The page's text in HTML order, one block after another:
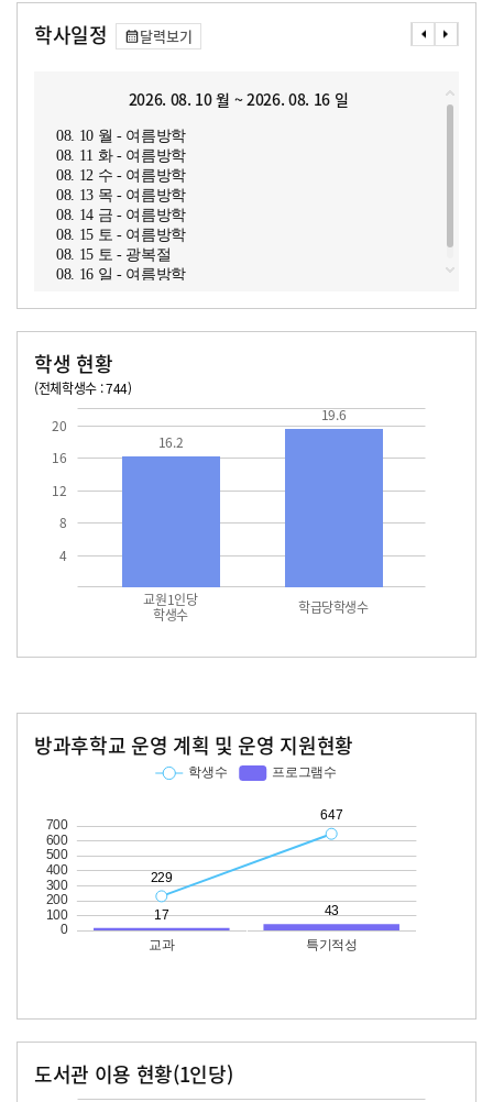
학사일정 달력보기
2026. 08. 10 월 ~ 2026. 08. 16 일
08. 10 월 - 여름방학
08. 11 화 - 여름방학
08. 12 수 - 여름방학
08. 13 목 - 여름방학
08. 14 금 - 여름방학
08. 15 토 - 여름방학
08. 15 토 - 광복절
08. 16 일 - 여름방학
학생 현황
(전체학생수 : 744)
4
8
12
16
20
교원1인당
학생수 학급당학생수
16.2
19.6
방과후학교 운영 계획 및 운영 지원현황
도서관 이용 현황(1인당)